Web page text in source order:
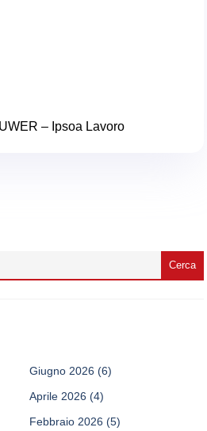
– Ipsoa Lavoro
Giugno 2026 (6)
Aprile 2026 (4)
Febbraio 2026 (5)